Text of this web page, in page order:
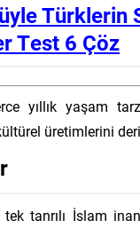
Test 6 Çöz
yıllık yaşam
üretimlerini
tek tanrılı İslam